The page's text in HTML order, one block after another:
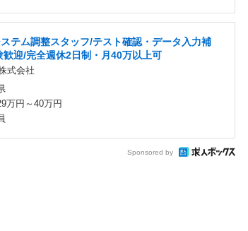
テム調整スタッフ/テスト確認・データ入力補
歓迎/完全週休2日制・月40万以上可
式会社
万円～40万円
Sponsored by